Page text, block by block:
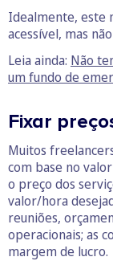
Idealmente, este
acessível, mas
Leia ainda: Não
um fundo de
Fixar
Muitos
com base no
o preço dos
valor/hora
reuniões,
operacionais; as
margem de lucro.